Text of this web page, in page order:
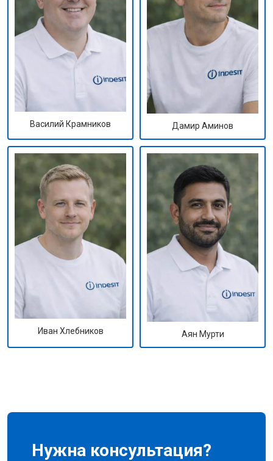
Василий Крамников Дамир Аминов
Иван Хлебников Аян Мурти
Нужна консультация?